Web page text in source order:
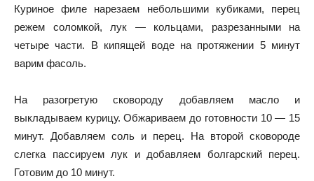
Куриное филе нарезаем небольшими кубиками, перец
режем соломкой, лук — кольцами, разрезанными на
четыре части. В кипящей воде на протяжении 5 минут
варим фасоль.
На разогретую сковороду добавляем масло и
выкладываем курицу.Обжариваем до готовности 10 — 15
минут. Добавляем соль и перец. На второй сковороде
слегка пассируем лук и добавляем болгарский перец.
Готовим до 10 минут.